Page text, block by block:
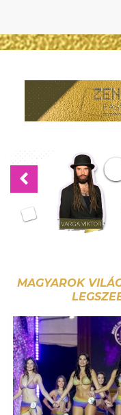
Previous
MAGYAROK